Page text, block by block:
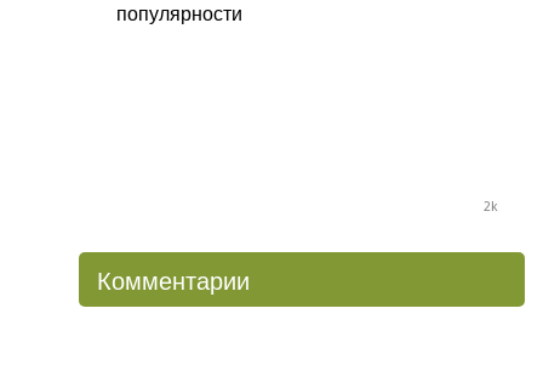
популярности
2k
Комментарии